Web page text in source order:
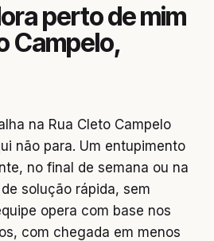
perto de mim
Campelo,
na Rua Cleto Campelo
não para. Um entupimento
no final de semana ou na
solução rápida, sem
opera com base nos
com chegada em menos